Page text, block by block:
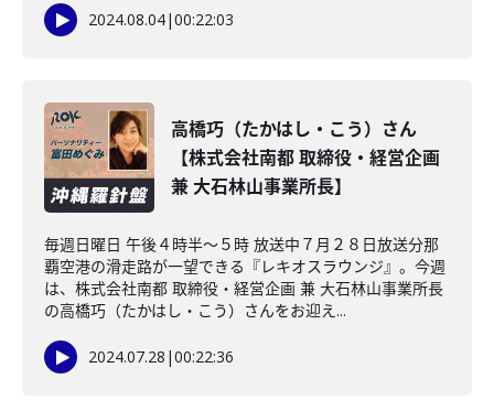
2024.08.04|00:22:03
高橋巧（たかはし・こう）さん
【株式会社南都 取締役・経営企画
兼 大石林山事業所長】
毎週日曜日 午後４時半～５時 放送中７月２８日放送分那
覇空港の滑走路が一望できる『レキオスラウンジ』。今週
は、株式会社南都 取締役・経営企画 兼 大石林山事業所長
の高橋巧（たかはし・こう）さんをお迎え...
2024.07.28 |00:22:36